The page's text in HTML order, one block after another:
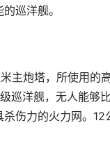
巡洋舰。
主炮塔，所使用的
巡洋舰，无人能够
伤力的火力网。